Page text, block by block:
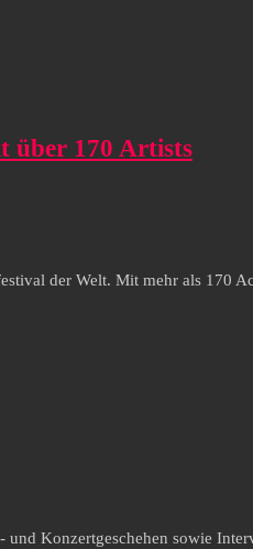
über 170 Artists
der Welt. Mit mehr als 170
Konzertgeschehen sowie